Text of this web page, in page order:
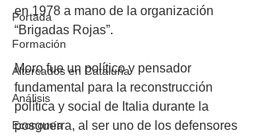
Portada
Formación
Altercados en Cataluña
Análisis
Economía
en 1978 a mano de la organización
“Brigadas Rojas”.
Moro fue un político y pensador
fundamental para la reconstrucción
política y social de Italia durante la
posguerra, al ser uno de los defensores